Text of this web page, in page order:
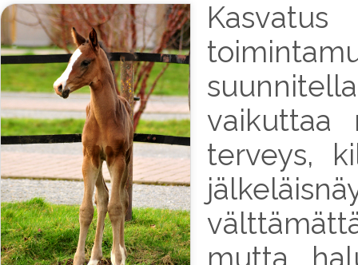
vaikuttaa
terveys,